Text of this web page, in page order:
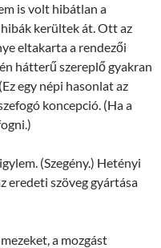
is volt hibátlan a
hibák kerültek át. Ott az
eltakarta a rendezői
hátterű szereplő gyakran
egy népi hasonlat az
koncepció. (Ha a
(Szegény.) Hetényi
eredeti szöveg gyártása
a mozgást